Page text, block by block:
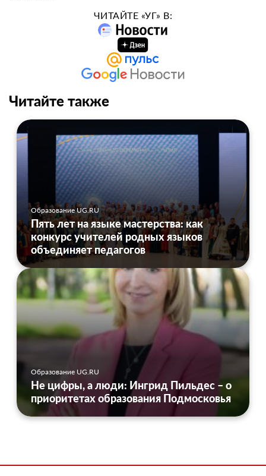
ЧИТАЙТЕ «УГ» В:
Читайте также
Образование UG.RU
Пять лет на языке мастерства: как
конкурс учителей родных языков
объединяет педагогов
Образование UG.RU
Не цифры, а люди: Ингрид Пильдес – о
приоритетах образования Подмосковья